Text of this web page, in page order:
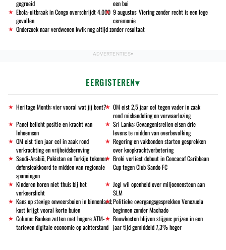
gegroeid
een bui
Ebola-uitbraak in Congo overschrijdt 4.000
gevallen
9 augustus: Viering zonder recht is een lege
ceremonie
Onderzoek naar verdwenen kwik nog altijd zonder resultaat
EERGISTEREN
Heritage Month: vier vooral wat jij bent?
OM eist 2,5 jaar cel tegen vader in zaak
rond mishandeling en verwaarlozing
Panel belicht positie en kracht van
Inheemsen
Sri Lanka: Gevangenisrellen eisen drie
levens te midden van overbevolking
OM eist tien jaar cel in zaak rond
verkrachting en vrijheidsberoving
Regering en vakbonden starten gesprekken
over koopkrachtverbetering
Saudi-Arabië, Pakistan en Turkije tekenen
defensieakkoord te midden van regionale
spanningen
Broki verliest debuut in Concacaf Caribbean
Cup tegen Club Sando FC
Kinderen horen niet thuis bij het
verkeerslicht
Jogi wil openheid over miljoenensteun aan
SLM
Kans op stevige onweersbuien in binnenland;
kust krijgt vooral korte buien
Politieke overgangsgesprekken Venezuela
beginnen zonder Machado
Column: Banken zetten met hogere ATM-
tarieven digitale economie op achterstand
Bouwkosten blijven stijgen: prijzen in een
jaar tijd gemiddeld 7,3% hoger